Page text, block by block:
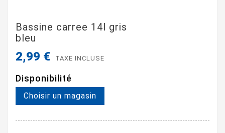
Bassine carree 14l gris
bleu
2,99 € TAXE INCLUSE
Disponibilité
Choisir un magasin